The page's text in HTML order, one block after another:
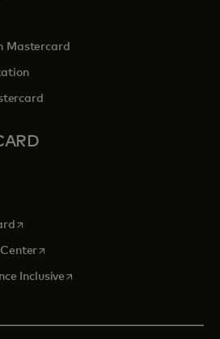
dans un nouvel onglet
Mastercard
un nouvel onglet
dans un nouvel onglet
s’ouvre dans un nouvel onglet
s’ouvre dans un nouvel onglet
Inclusive s’ouvre dans un nouvel